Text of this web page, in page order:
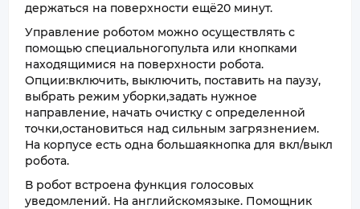
держаться на поверхности ещё20 минут.
Управление роботом можно осуществлять с
помощью специальногопульта или кнопками
находящимися на поверхности робота.
Опции:включить, выключить, поставить на паузу,
выбрать режим уборки,задать нужное
направление, начать очистку с определенной
точки,остановиться над сильным загрязнением.
На корпусе есть одна большаякнопка для вкл/выкл
робота.
В робот встроена функция голосовых
уведомлений. На английскомязыке. Помощник